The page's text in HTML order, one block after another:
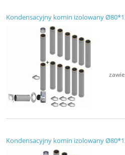
Kondensacyjny komin izolowany
Kondensacyjny komin izolowany